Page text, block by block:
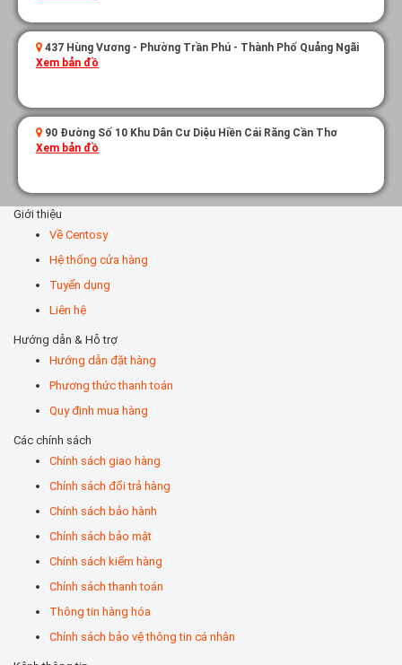
437 Hùng Vương - Phường Trần Phú - Thành Phố Quảng Ngãi
Xem bản đồ
90 Đường Số 10 Khu Dân Cư Diệu Hiền Cái Răng Cần Thơ
Xem bản đồ
Giới thiệu
Về Centosy
Hệ thống cửa hàng
Tuyển dụng
Liên hệ
Hướng dẫn & Hỗ trợ
Hướng dẫn đặt hàng
Phương thức thanh toán
Quy định mua hàng
Các chính sách
Chính sách giao hàng
Chính sách đổi trả hàng
Chính sách bảo hành
Chính sách bảo mật
Chính sách kiểm hàng
Chính sách thanh toán
Thông tin hàng hóa
Chính sách bảo vệ thông tin cá nhân